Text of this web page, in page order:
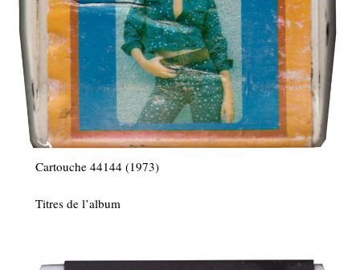
Cartouche 44144 (1973)
Titres de l’album